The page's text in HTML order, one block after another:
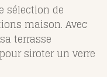
sélection de
maison. Avec
terrasse
siroter un verre